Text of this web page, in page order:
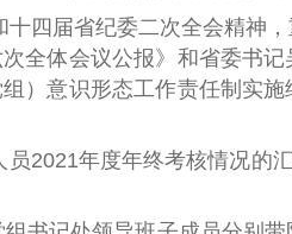
四届省纪委二次全会精神
全体会议公报》和省委书
）意识形态工作责任制实
2021年度年终考核情况的